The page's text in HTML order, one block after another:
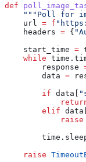
def
"""Poll for
    url
= f
    headers
= {
    start_time
=
    while
        response
        data
=
        if
data[
        elif
            raise
    raise